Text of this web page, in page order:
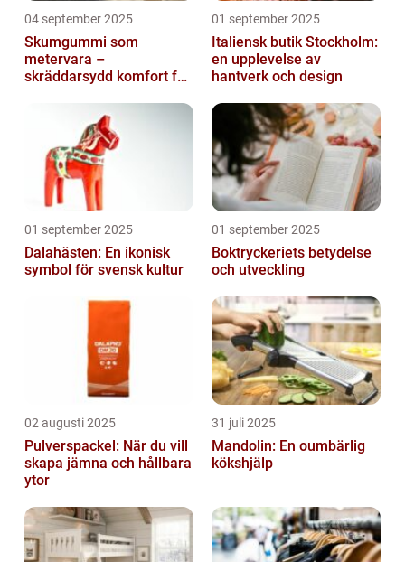
04 september 2025
Skumgummi som
metervara –
skräddarsydd komfort för
01 september 2025
Italiensk butik Stockholm:
en upplevelse av
hantverk och design
01 september 2025
Dalahästen: En ikonisk
symbol för svensk kultur
01 september 2025
Boktryckeriets betydelse
och utveckling
02 augusti 2025
Pulverspackel: När du vill
skapa jämna och hållbara
ytor
31 juli 2025
Mandolin: En oumbärlig
kökshjälp